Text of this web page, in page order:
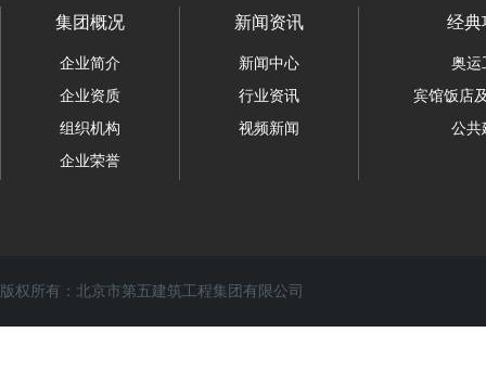
集团概况
企业简介
企业资质
组织机构
企业荣誉
新闻资讯
新闻中心
行业资讯
视频新闻
经典
奥运
宾馆饭店
公共
版权所有：北京市第五建筑工程集团有限公司